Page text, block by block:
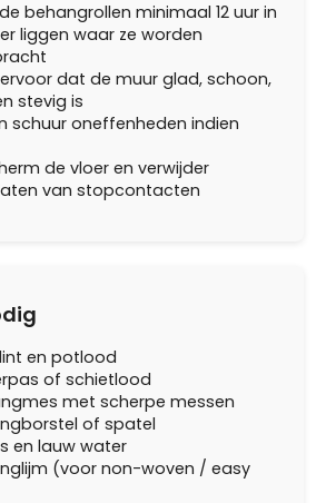
behangrollen minimaal 12 uur in
liggen waar ze worden
ervoor dat de muur glad, schoon,
stevig is
schuur oneffenheden indien
de vloer en verwijder
van stopcontacten
en potlood
of schietlood
met scherpe messen
of spatel
en lauw water
(voor non-woven / easy